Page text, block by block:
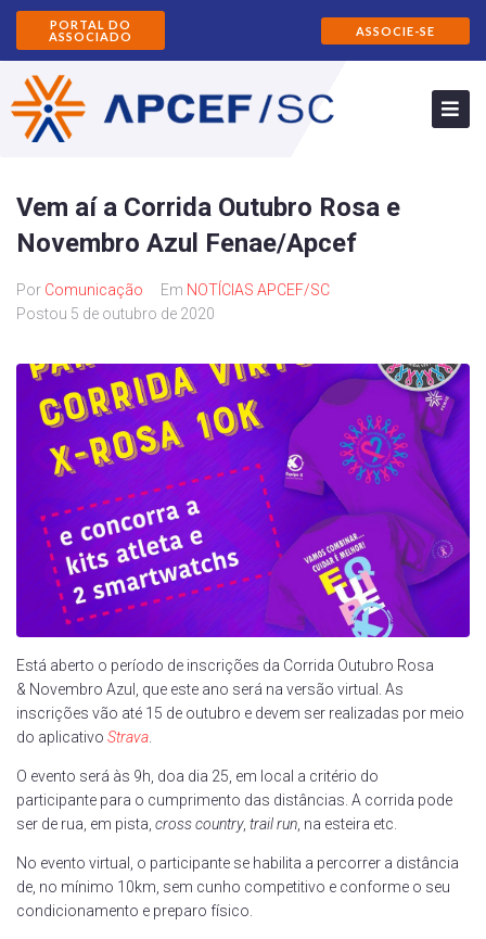
PORTAL DO
ASSOCIADO
ASSOCIE-SE
Vem aí a Corrida Outubro Rosa e
Novembro Azul Fenae/Apcef
Por Comunicação Em NOTÍCIAS APCEF/SC
Postou 5 de outubro de 2020
Está aberto o período de inscrições da Corrida Outubro Rosa
& Novembro Azul, que este ano será na versão virtual. As
inscrições vão até 15 de outubro e devem ser realizadas por meio
do aplicativo Strava
O evento será às 9h, doa dia 25, em local a critério do
participante para o cumprimento das distâncias. A corrida pode
ser de rua, em pista, cross country, trail run , na esteira etc.
No evento virtual, o participante se habilita a percorrer a distância
de, no mínimo 10km, sem cunho competitivo e conforme o seu
condicionamento e preparo físico.